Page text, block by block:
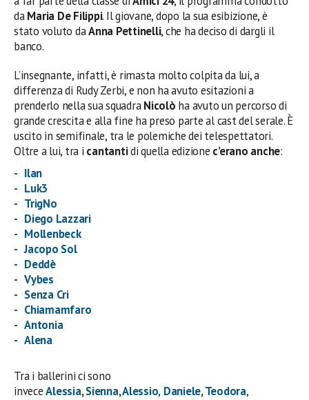
daMaria De Filippi. Il giovane, dopo la sua esibizione, è
stato voluto daAnna Pettinelli, che ha deciso di dargli il
banco.
L’insegnante, infatti, è rimasta molto colpita da lui, a
differenza di Rudy Zerbi, e non ha avuto esitazioni a
prenderlo nella sua squadraNicolò ha avuto un percorso di
grande crescita e alla fine ha preso parte al cast del serale. È
uscito in semifinale, tra le polemiche dei telespettatori.
Oltre a lui, tra i cantantidi quella edizione c’erano anche:
Ilan
Luk3
TrigNo
Diego Lazzari
Mollenbeck
Jacopo Sol
Deddè
Vybes
Senza Cri
Chiamamfaro
Antonia
Alena
Tra i ballerini ci sono
inveceAlessia,Sienna,Alessio, Daniele,Teodora,